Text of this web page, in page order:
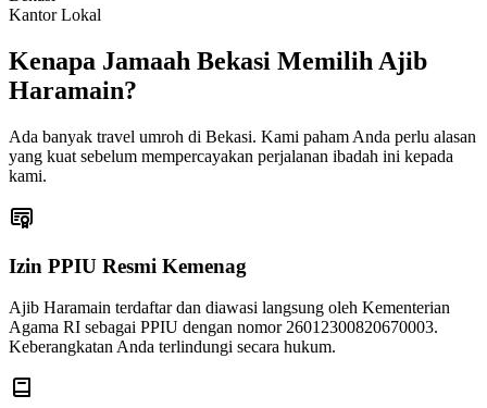
Kantor Lokal
Kenapa Jamaah Bekasi Memilih Ajib
Haramain?
Ada banyak travel umroh di Bekasi. Kami paham Anda perlu alasan
yang kuat sebelum mempercayakan perjalanan ibadah ini kepada
kami.
Izin PPIU Resmi Kemenag
Ajib Haramain terdaftar dan diawasi langsung oleh Kementerian
Agama RI sebagai PPIU dengan nomor 26012300820670003.
Keberangkatan Anda terlindungi secara hukum.